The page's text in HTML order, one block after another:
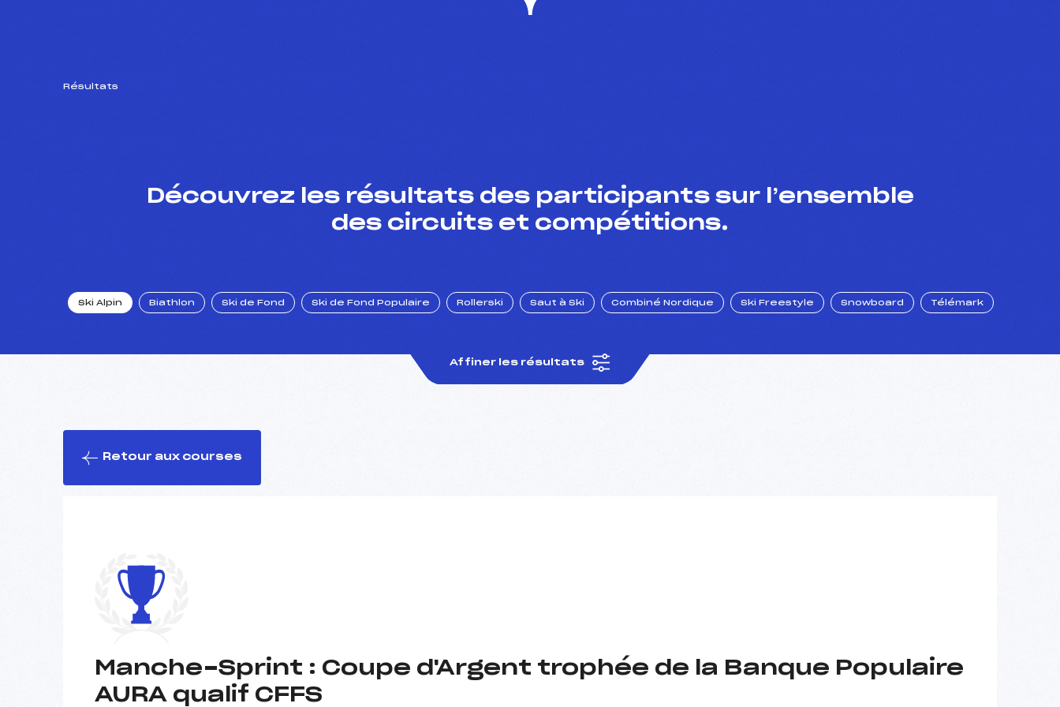
Résultats
Découvrez les résultats des participants sur l’ensemble
des circuits et compétitions.
Ski Alpin Biathlon Ski de Fond Ski de Fond Populaire Rollerski Saut à Ski Combiné Nordique Ski Freestyle Snowboard Télémark
Affiner les résultats
Retour aux courses
Manche-Sprint : Coupe d'Argent trophée de la Banque Populaire
AURA qualif CFFS